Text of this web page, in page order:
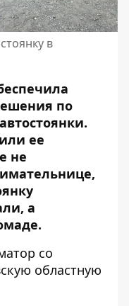
в
по
ее
не
а
со
областную